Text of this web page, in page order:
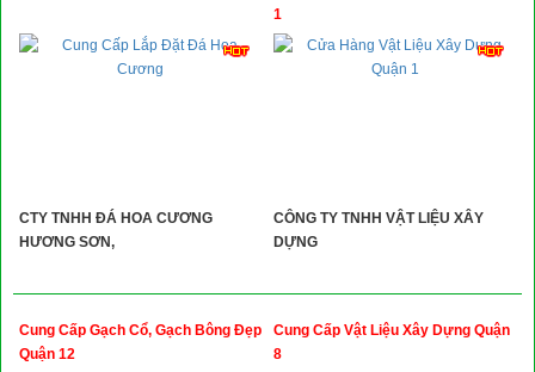
CTY TNHH ĐÁ HOA CƯƠNG
HƯƠNG SƠN,
1
CÔNG TY TNHH VẬT LIỆU XÂY
DỰNG
Cung Cấp Gạch Cổ, Gạch Bông Đẹp
Quận 12
Cung Cấp Vật Liệu Xây Dựng Quận
8